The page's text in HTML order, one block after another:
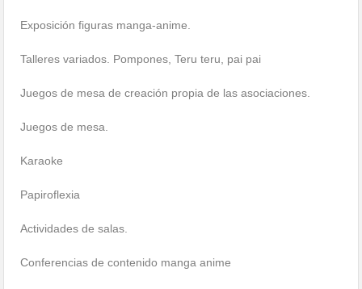
Exposición figuras manga-anime.
Talleres variados. Pompones, Teru teru, pai pai
Juegos de mesa de creación propia de las asociaciones.
Juegos de mesa.
Karaoke
Papiroflexia
Actividades de salas.
Conferencias de contenido manga anime